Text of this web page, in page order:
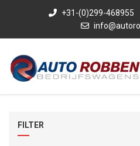
+31-(0)299-468955
FILTER